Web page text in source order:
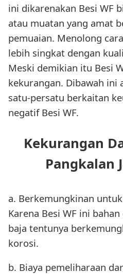
ini dikarenakan Besi WF
atau muatan yang amat
pemuaian. Menolong
lebih singkat dengan
Meski demikian itu Besi
kekurangan. Dibawah ini
satu-persatu berkaitan
negatif Besi WF.
Kekurangan
Pangkalan
a. Berkemungkinan
Karena Besi WF ini
baja tentunya
korosi.
b. Biaya pemeliharaan